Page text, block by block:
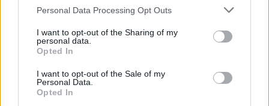
Personal Data Processing Opt Outs
I want to opt-out of the Sharing of my
personal data.
Opted In
I want to opt-out of the Sale of my
Personal Data.
Opted In
¿Qué te parece esta canción?
0 votos
Imprimir letra
* Letra añadida por